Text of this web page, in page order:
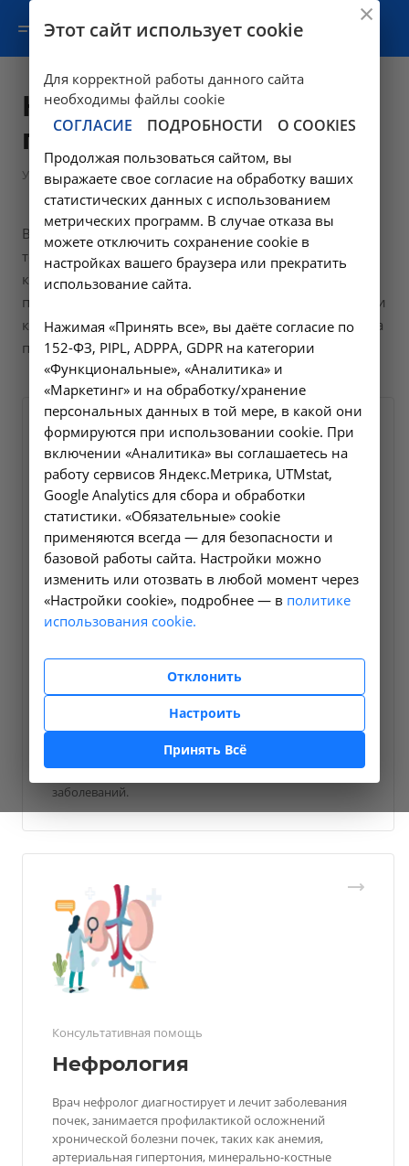
Консультативная
помощь
Услуги — Консультативная помощь
В НИИ КЛИНИЧЕСКОЙ МЕДИЦИНЫ работают лучшие
терапевты и узкие специалисты – гастроэнтеролог,
кардиолог, гинеколог, нефролог и другие. Мы
помогаем пациентам с хроническими заболеваниями
контролировать активность болезни. Запишитесь на
прием онлайн или по телефону!
Консультативная помощь
Акушерство и гинекология
ребенка, беременности, контрацепции, нарушения
менструального цикла, инфекций и проводит
обследование для выявления заболеваний женской
половой сферы. Акушер-гинеколог персонифицирует
сексуальному здоровью, а также предложит
варианты профилактики и лечения выявленных
заболеваний.
Консультативная помощь
Нефрология
Врач нефролог диагностирует и лечит заболевания
почек, занимается профилактикой осложнений
хронической болезни почек, таких как анемия,
артериальная гипертония, минерально-костные
Этот сайт использует cookie
Для корректной работы данного сайта
необходимы файлы cookie
СОГЛАСИЕ ПОДРОБНОСТИ О COOKIES
Продолжая пользоваться сайтом, вы
выражаете свое согласие на обработку ваших
статистических данных с использованием
метрических программ. В случае отказа вы
можете отключить сохранение cookie в
настройках вашего браузера или прекратить
использование сайта.
Нажимая «Принять все», вы даёте согласие по
152-ФЗ, PIPL, ADPPA, GDPR на категории
«Функциональные», «Аналитика» и
«Маркетинг» и на обработку/хранение
персональных данных в той мере, в какой они
формируются при использовании cookie. При
включении «Аналитика» вы соглашаетесь на
работу сервисов Яндекс.Метрика, UTMstat,
Google Analytics для сбора и обработки
статистики. «Обязательные» cookie
применяются всегда — для безопасности и
базовой работы сайта. Настройки можно
изменить или отозвать в любой момент через
«Настройки cookie», подробнее — в политике
использования cookie.
Отклонить
Настроить
Принять Всё